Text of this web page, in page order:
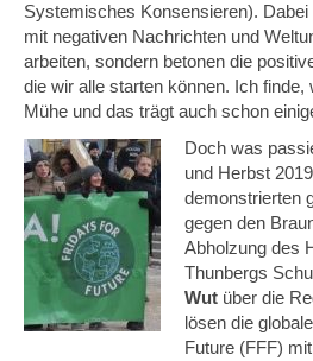
Systemisches Konsensieren).
mit negativen Nachrichten und
arbeiten, sondern betonen die
die wir alle starten können. Ich finde,
Mühe und das trägt auch schon
Doch was
und Herbst
demonstrierten
gegen den
Abholzung des
Thunbergs
Wut über die
lösen die
Future (FFF)